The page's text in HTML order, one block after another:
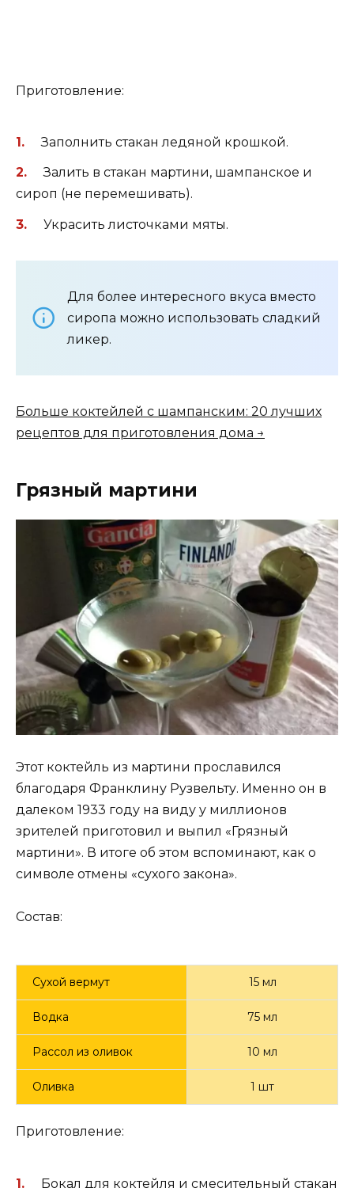
Приготовление:
Заполнить стакан ледяной крошкой.
Залить в стакан мартини, шампанское и
сироп (не перемешивать).
Украсить листочками мяты.
Для более интересного вкуса вместо
сиропа можно использовать сладкий
ликер.
Больше коктейлей с шампанским: 20 лучших
рецептов для приготовления дома →
Грязный мартини
Этот коктейль из мартини прославился
благодаря Франклину Рузвельту. Именно он в
далеком 1933 году на виду у миллионов
зрителей приготовил и выпил «Грязный
мартини». В итоге об этом вспоминают, как о
символе отмены «сухого закона».
Состав:
Сухой вермут 15 мл
Водка 75 мл
Рассол из оливок 10 мл
Оливка 1 шт
Приготовление:
Бокал для коктейля и смесительный стакан